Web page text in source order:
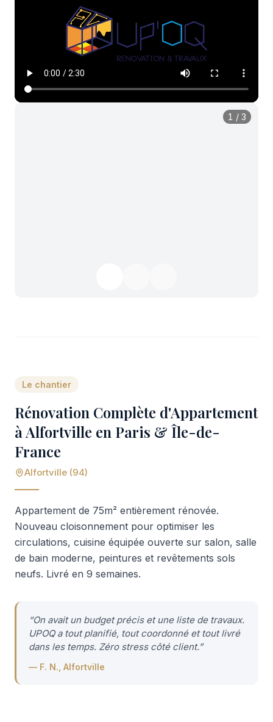
1 / 3
Le chantier
Rénovation Complète d'Appartement
à Alfortville en Paris & Île-de-
France
Alfortville (94)
Appartement de 75m² entièrement rénovée.
Nouveau cloisonnement pour optimiser les
circulations, cuisine équipée ouverte sur salon, salle
de bain moderne, peintures et revêtements sols
neufs. Livré en 9 semaines.
“On avait un budget précis et une liste de travaux.
UPOQ a tout planifié, tout coordonné et tout livré
dans les temps. Zéro stress côté client.”
— F. N., Alfortville